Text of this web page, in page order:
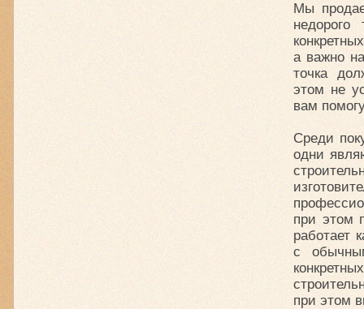
Мы
а важно
точка
этом не
вам
Среди
одни
при этом
работает
с
при этом